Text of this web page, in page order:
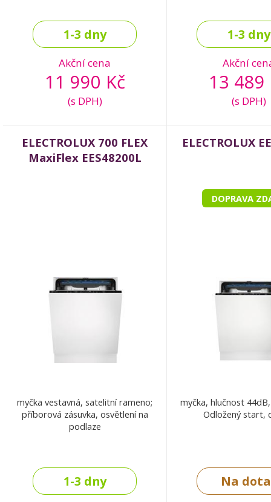
1-3 dny
Akční cena
11 990 Kč
(s DPH)
1-3 dny
Akční
13 489
(s DPH)
ELECTROLUX 700 FLEX
MaxiFlex EES48200L
myčka vestavná, satelitní rameno;
příborová zásuvka, osvětlení na
podlaze
1-3 dny
ELECTROLUX
DOPRAVA
myčka, hlučnost
Odložený start,
Na